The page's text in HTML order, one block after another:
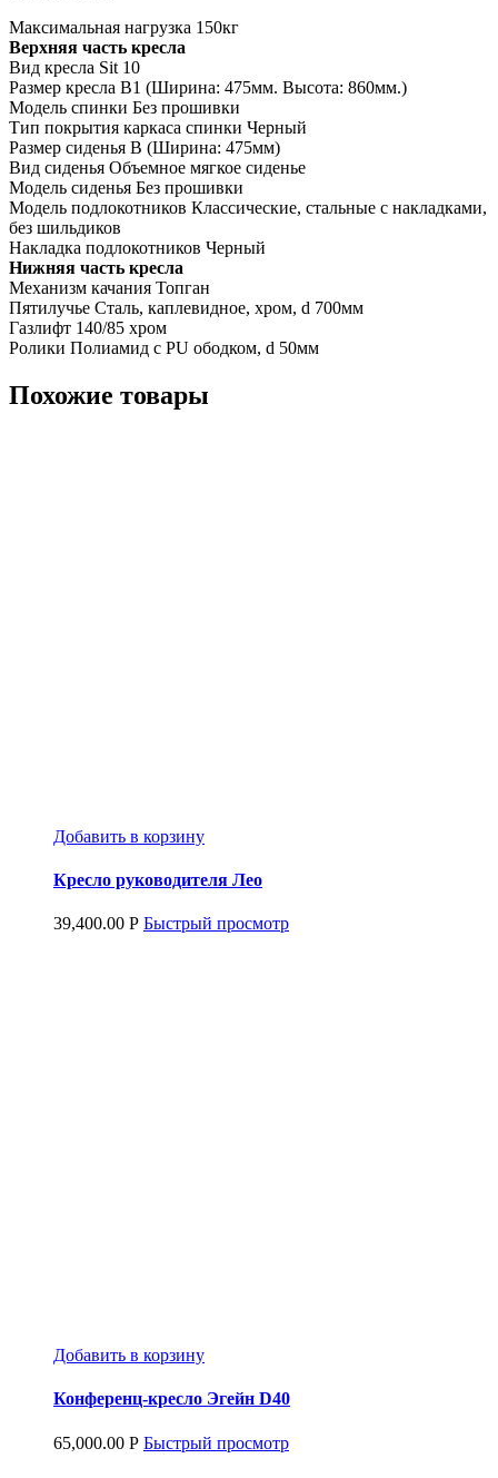
Максимальная нагрузка 150кг
Верхняя часть кресла
Вид кресла Sit 10
Размер кресла B1 (Ширина: 475мм. Высота: 860мм.)
Модель спинки Без прошивки
Тип покрытия каркаса спинки Черный
Размер сиденья B (Ширина: 475мм)
Вид сиденья Объемное мягкое сиденье
Модель сиденья Без прошивки
Модель подлокотников Классические, стальные с накладками,
без шильдиков
Накладка подлокотников Черный
Нижняя часть кресла
Механизм качания Топган
Пятилучье Сталь, каплевидное, хром, d 700мм
Газлифт 140/85 хром
Ролики Полиамид с PU ободком, d 50мм
Похожие товары
Добавить в корзину
Кресло руководителя Лео
39,400.00 Р Быстрый просмотр
Добавить в корзину
Конференц-кресло Эгейн D40
65,000.00 Р Быстрый просмотр